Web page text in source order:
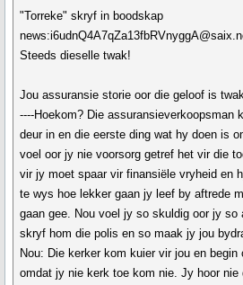
"Torreke" skryf in boodskap
Steeds dieselle twak!
Jou assuransie storie oor die geloof is
----Hoekom? Die assuransieverkoopsman
deur in en die eerste ding wat hy doen is
voel oor jy nie voorsorg getref het vir die
vir jy moet spaar vir finansiële vryheid en
te wys hoe lekker gaan jy leef by aftrede
gaan gee. Nou voel jy so skuldig oor jy so
skryf hom die polis en so maak jy jou
Nou: Die kerker kom kuier vir jou en
omdat jy nie kerk toe kom nie. Jy hoor